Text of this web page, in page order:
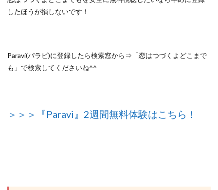
したほうが損しないです！
Paravi(パラビ)に登録したら検索窓から⇒「恋はつづくよどこまで
も」で検索してくださいね^^
＞＞＞『Paravi』2週間無料体験はこちら！